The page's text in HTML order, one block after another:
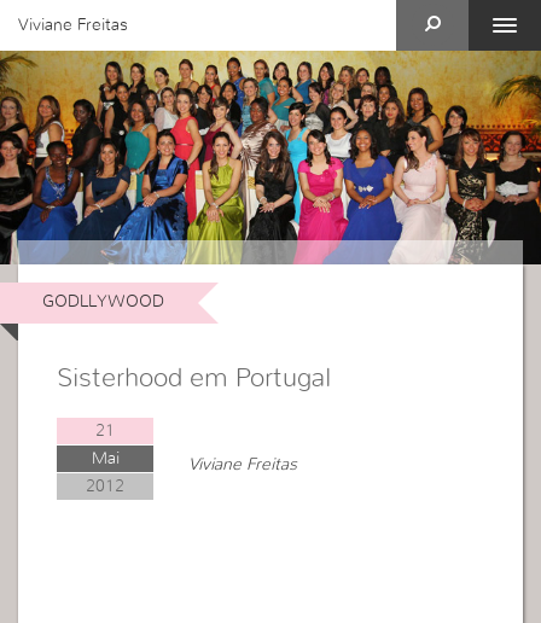
Viviane Freitas
GODLLYWOOD
Sisterhood em Portugal
21
Mai
2012
Viviane Freitas